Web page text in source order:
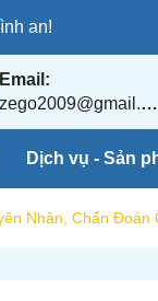
an!
Email:
zego2009@gmail.com
Dịch vụ - Sản
Nhân, Chẩn